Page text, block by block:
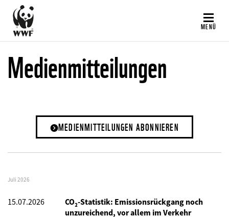
Direkt
zum
Inhalt
MENÜ
Medienmitteilungen
MEDIENMITTEILUNGEN ABONNIEREN
Juli 2026
15.07.2026
CO₂-Statistik: Emissionsrückgang noch
unzureichend, vor allem im Verkehr